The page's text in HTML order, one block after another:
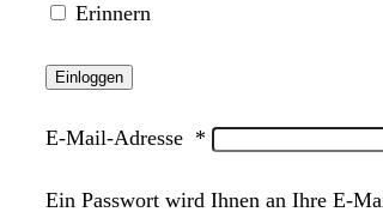
Erinnern
Einloggen
E-Mail-Adresse *
Ein Passwort wird Ihnen an Ihre E-